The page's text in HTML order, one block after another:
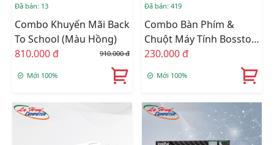
Đã bán: 13
Combo Khuyến Mãi Back
To School (Màu Hồng)
810.000 đ
910.000 đ
Mới 100%
Đã bán: 419
Combo Bàn Phím &
Chuột Máy Tính Bosston
803 + BS12
230.000 đ
Mới 100%